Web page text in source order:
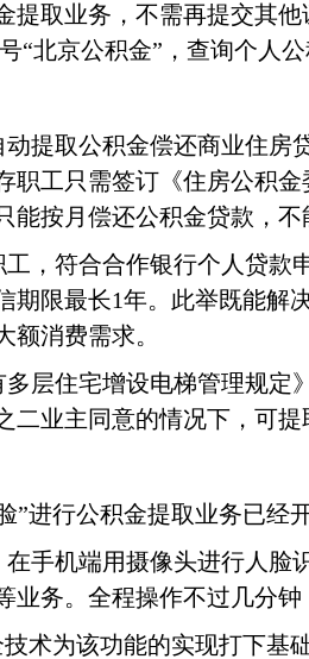
提取业务，不需再提交其
“北京公积金”，查询个人
提取公积金偿还商业住房
职工只需签订《住房公积
按月偿还公积金贷款，不
工，符合合作银行个人贷款
期限最长1年。此举既能解
消费需求。
层住宅增设电梯管理规定
业主同意的情况下，可提
”进行公积金提取业务已经
手机端用摄像头进行人脸
务。全程操作不过几分钟
术为该功能的实现打下基